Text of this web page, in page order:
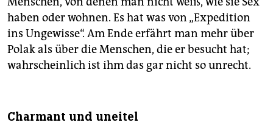
haben oder wohnen. Es hat was von „Expedition
ins Ungewisse“. Am Ende erfährt man mehr über
Polak als über die Menschen, die er besucht hat;
wahrscheinlich ist ihm das gar nicht so unrecht.
Charmant und uneitel